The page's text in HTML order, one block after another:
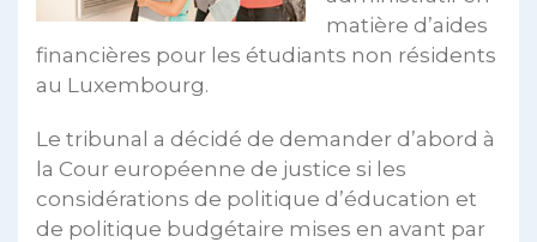
matière d’aides
financières pour les étudiants non résidents
au Luxembourg.
Le tribunal a décidé de demander d’abord à
la Cour européenne de justice si les
considérations de politique d’éducation et
de politique budgétaire mises en avant par